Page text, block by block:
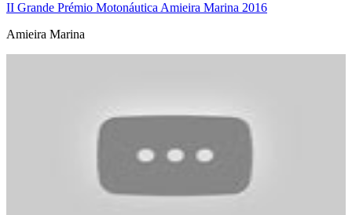
II Grande Prémio Motonáutica Amieira Marina 2016
Amieira Marina